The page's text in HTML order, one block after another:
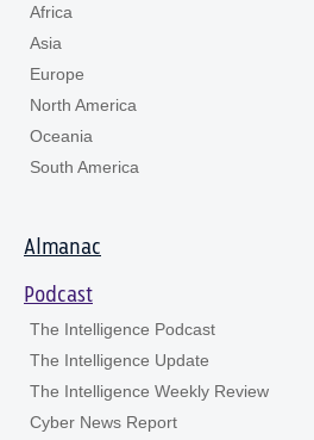
Africa
Asia
Europe
North America
Oceania
South America
Almanac
Podcast
The Intelligence Podcast
The Intelligence Update
The Intelligence Weekly Review
Cyber News Report